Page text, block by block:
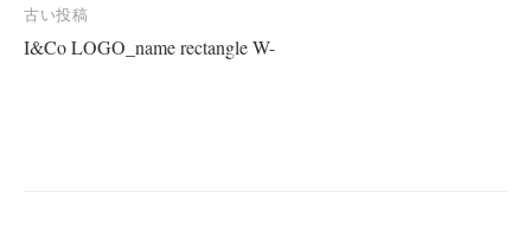
投
稿
古い投稿
I&Co LOGO_name rectangle W-